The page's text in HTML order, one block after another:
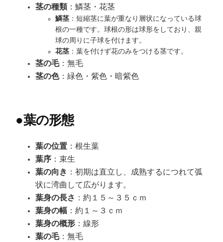
茎の種類 ：鱗茎・花茎
鱗茎 ：短縮茎に葉が重なり層状になっている球
根の一種です。球根の形は球形をしており、親
球の周りに子球を付けます。
花茎 ：葉を付けず花のみをつける茎です。
茎の毛：無毛
茎の色：緑色・紫色・暗紫色
●葉の形態
葉の位置 ：根生葉
葉序 ：束生
葉の向き ：初期は直立し、成熟するにつれて弧
状に湾曲して広がります。
葉身の長さ ：約１５～３５ｃｍ
葉身の幅 ：約１～３ｃｍ
葉身の概形 ：線形
葉の毛：無毛